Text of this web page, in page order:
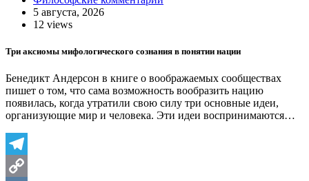
5 августа, 2026
12 views
Три аксиомы мифологического сознания в понятии нации
Бенедикт Андерсон в книге о воображаемых сообществах
пишет о том, что сама возможность вообразить нацию
появилась, когда утратили свою силу три основные идеи,
организующие мир и человека. Эти идеи воспринимаются…
Telegram